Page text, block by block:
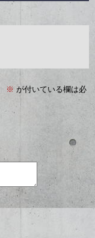
※ が付いている欄は必